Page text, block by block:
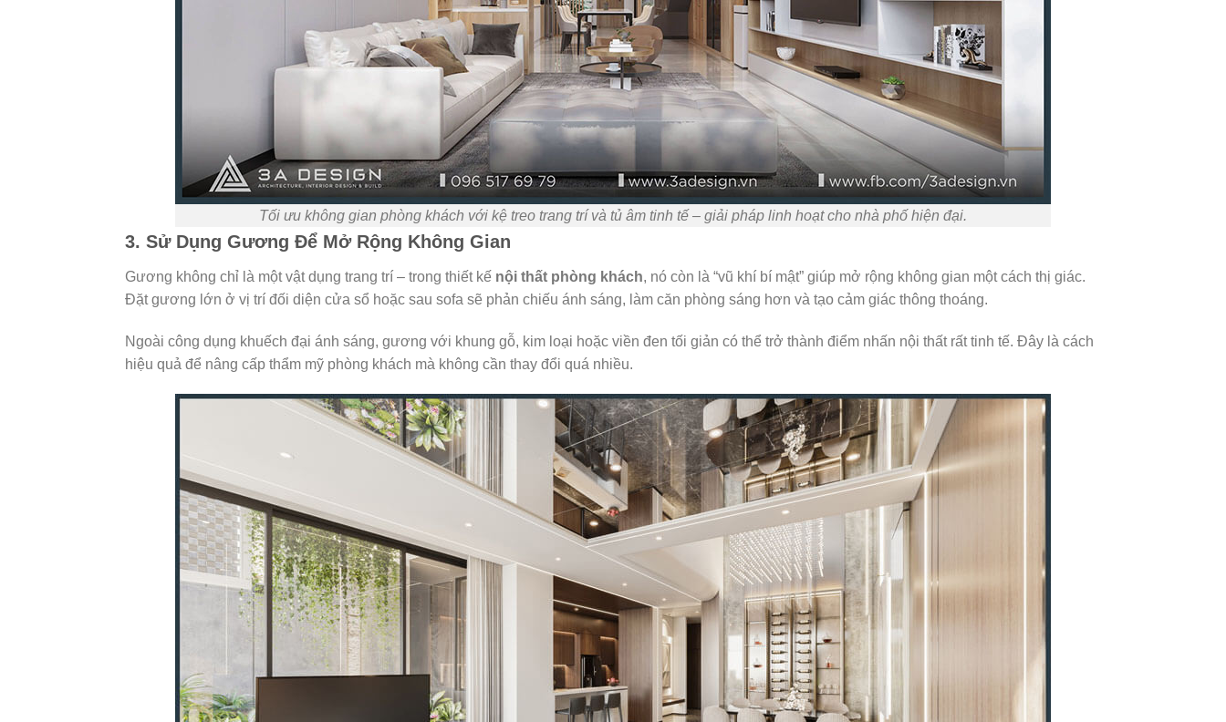
Tối ưu không gian phòng khách với kệ treo trang trí và tủ âm tinh tế – giải pháp linh hoạt cho nhà phố hiện đại.
3. Sử Dụng Gương Để Mở Rộng Không Gian
Gương không chỉ là một vật dụng trang trí – trong thiết kế nội thất phòng khách, nó còn là “vũ khí bí mật” giúp mở rộng không gian một cách thị giác.
Đặt gương lớn ở vị trí đối diện cửa sổ hoặc sau sofa sẽ phản chiếu ánh sáng, làm căn phòng sáng hơn và tạo cảm giác thông thoáng.
Ngoài công dụng khuếch đại ánh sáng, gương với khung gỗ, kim loại hoặc viền đen tối giản có thể trở thành điểm nhấn nội thất rất tinh tế. Đây là cách
hiệu quả để nâng cấp thẩm mỹ phòng khách mà không cần thay đổi quá nhiều.